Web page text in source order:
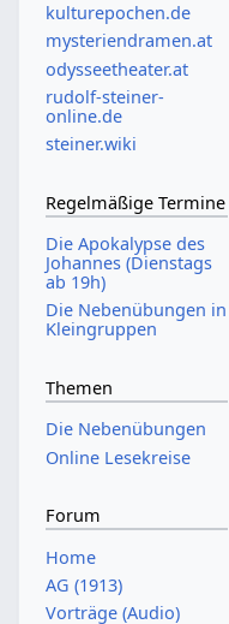
kulturepochen.de
mysteriendramen.at
odysseetheater.at
rudolf-steiner-
online.de
steiner.wiki
Regelmäßige Termine
Die Apokalypse des
Johannes (Dienstags
ab 19h)
Die Nebenübungen in
Kleingruppen
Themen
Die Nebenübungen
Online Lesekreise
Forum
Home
AG (1913)
Vorträge (Audio)